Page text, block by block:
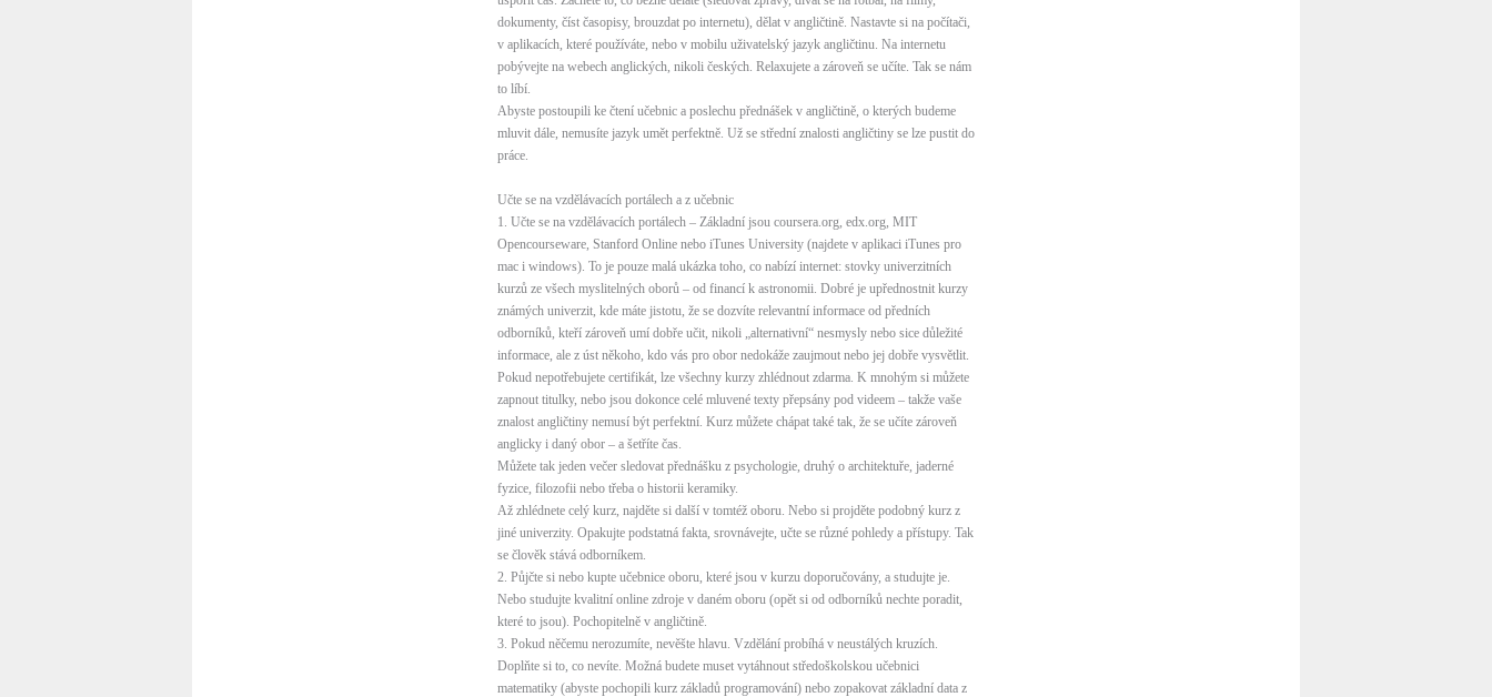
dokumenty, číst časopisy, brouzdat po internetu), dělat v angličtině. Nastavte si na počítači,
v aplikacích, které používáte, nebo v mobilu uživatelský jazyk angličtinu. Na internetu
pobývejte na webech anglických, nikoli českých. Relaxujete a zároveň se učíte. Tak se nám
to líbí.
Abyste postoupili ke čtení učebnic a poslechu přednášek v angličtině, o kterých budeme
mluvit dále, nemusíte jazyk umět perfektně. Už se střední znalosti angličtiny se lze pustit do
práce.
Učte se na vzdělávacích portálech a z učebnic
1. Učte se na vzdělávacích portálech – Základní jsou coursera.org, edx.org, MIT
Opencourseware, Stanford Online nebo iTunes University (najdete v aplikaci iTunes pro
mac i windows). To je pouze malá ukázka toho, co nabízí internet: stovky univerzitních
kurzů ze všech myslitelných oborů – od financí k astronomii. Dobré je upřednostnit kurzy
známých univerzit, kde máte jistotu, že se dozvíte relevantní informace od předních
odborníků, kteří zároveň umí dobře učit, nikoli „alternativní“ nesmysly nebo sice důležité
informace, ale z úst někoho, kdo vás pro obor nedokáže zaujmout nebo jej dobře vysvětlit.
Pokud nepotřebujete certifikát, lze všechny kurzy zhlédnout zdarma. K mnohým si můžete
zapnout titulky, nebo jsou dokonce celé mluvené texty přepsány pod videem – takže vaše
znalost angličtiny nemusí být perfektní. Kurz můžete chápat také tak, že se učíte zároveň
anglicky i daný obor – a šetříte čas.
Můžete tak jeden večer sledovat přednášku z psychologie, druhý o architektuře, jaderné
fyzice, filozofii nebo třeba o historii keramiky.
Až zhlédnete celý kurz, najděte si další v tomtéž oboru. Nebo si projděte podobný kurz z
jiné univerzity. Opakujte podstatná fakta, srovnávejte, učte se různé pohledy a přístupy. Tak
se člověk stává odborníkem.
2. Půjčte si nebo kupte učebnice oboru, které jsou v kurzu doporučovány, a studujte je.
Nebo studujte kvalitní online zdroje v daném oboru (opět si od odborníků nechte poradit,
které to jsou). Pochopitelně v angličtině.
3. Pokud něčemu nerozumíte, nevěšte hlavu. Vzdělání probíhá v neustálých kruzích.
Doplňte si to, co nevíte. Možná budete muset vytáhnout středoškolskou učebnici
matematiky (abyste pochopili kurz základů programování) nebo zopakovat základní data z